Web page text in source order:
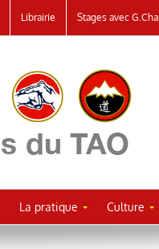
Librairie Stages avec
La pratique Culture